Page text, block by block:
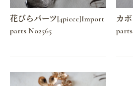
花びらパーツ[4piece]Import
parts No2565
カ